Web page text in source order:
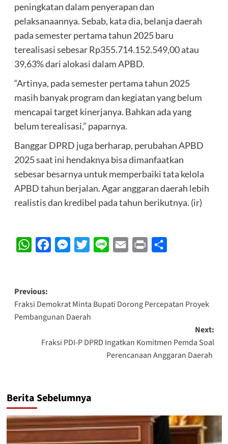
peningkatan dalam penyerapan dan
pelaksanaannya. Sebab, kata dia, belanja daerah
pada semester pertama tahun 2025 baru
terealisasi sebesar Rp355.714.152.549,00 atau
39,63% dari alokasi dalam APBD.
“Artinya, pada semester pertama tahun 2025
masih banyak program dan kegiatan yang belum
mencapai target kinerjanya. Bahkan ada yang
belum terealisasi,” paparnya.
Banggar DPRD juga berharap, perubahan APBD
2025 saat ini hendaknya bisa dimanfaatkan
sebesar besarnya untuk memperbaiki tata kelola
APBD tahun berjalan. Agar anggaran daerah lebih
realistis dan kredibel pada tahun berikutnya. (ir)
WhatsAppFacebookMessenger
Twitter Line Email Print
Post
navigation
Previous:
Fraksi Demokrat Minta Bupati Dorong Percepatan Proyek
Pembangunan Daerah
Next:
Fraksi PDI-P DPRD Ingatkan Komitmen Pemda Soal
Perencanaan Anggaran Daerah
Berita Sebelumnya